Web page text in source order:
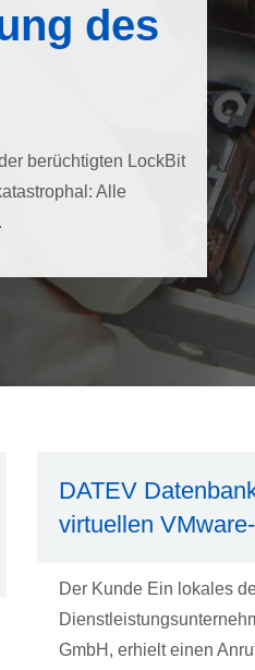
des
berüchtigten LockBit
Alle
DATEV
virtuellen
Der Kunde Ein lokales
GmbH, erhielt einen